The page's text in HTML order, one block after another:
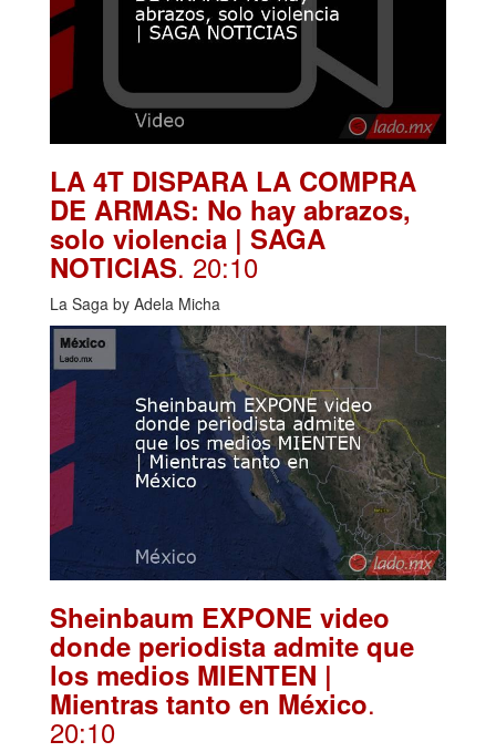
LA 4T DISPARA LA COMPRA
DE ARMAS: No hay abrazos,
solo violencia | SAGA
NOTICIAS. 20:10
La Saga by Adela Micha
Sheinbaum EXPONE video
donde periodista admite que
los medios MIENTEN |
Mientras tanto en México.
20:10